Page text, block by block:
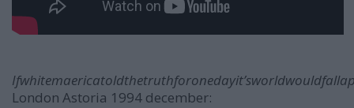
London Astoria 1994 december: